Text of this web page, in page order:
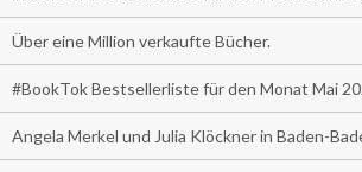
Über eine Million verkaufte Bücher.
#BookTok Bestsellerliste für den Monat Mai
Angela Merkel und Julia Klöckner in Baden-